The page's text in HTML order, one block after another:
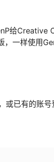
给Creative
，一样使用
已有的账号